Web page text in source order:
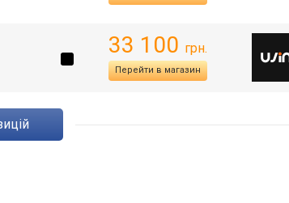
33 100 грн.
Перейти в магазин